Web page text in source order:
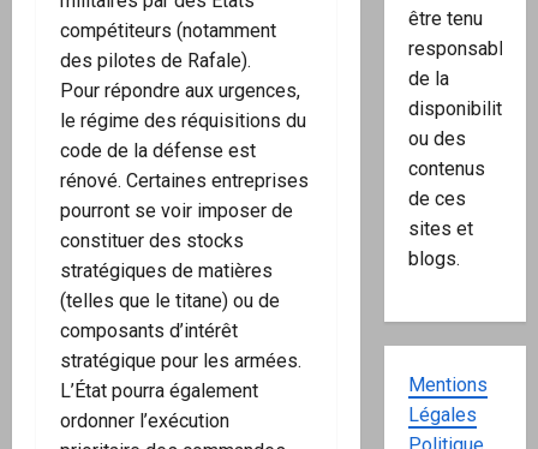
compétiteurs (notamment
des pilotes de Rafale).
Pour répondre aux urgences,
le régime des réquisitions du
code de la défense est
rénové. Certaines entreprises
pourront se voir imposer de
constituer des stocks
stratégiques de matières
(telles que le titane) ou de
composants d’intérêt
stratégique pour les armées.
L’État pourra également
ordonner l’exécution
être tenu
responsable
de la
disponibilité
ou des
contenus
de ces
sites et
blogs.
Mentions
Légales